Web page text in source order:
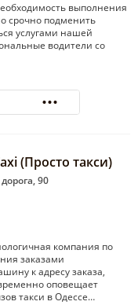
выполнения
срочно подменить
услугами нашей
водители со
(Просто такси)
90
компания по
заказами
к адресу заказа,
оповещает
такси в Одессе…